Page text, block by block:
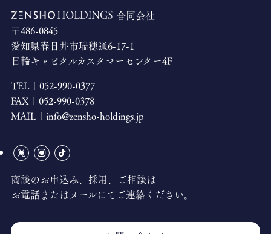
合同会社
〒486-0845
愛知県春日井市瑞穂通6-17-1
日輪キャピタルカスタマーセンター4F
TEL｜ 052-990-0377
FAX｜ 052-990-0378
MAIL｜ info@zensho-holdings.jp
商談のお申込み、採用、ご相談は
お電話またはメールにてご連絡ください。